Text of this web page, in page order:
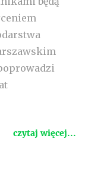
czytaj więcej...